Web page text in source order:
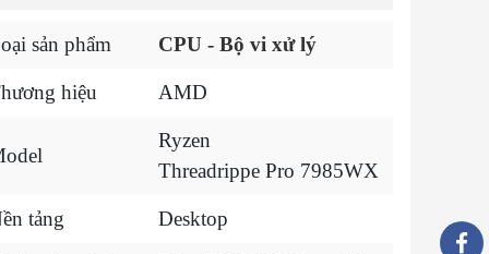
sản phẩm CPU - Bộ vi xử lý
hiệu AMD
Ryzen
Threadrippe Pro 7985WX
tảng Desktop